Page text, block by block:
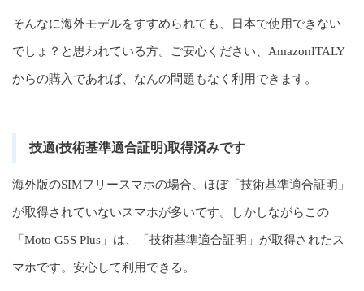
そんなに海外モデルをすすめられても、日本で使用できない
でしょ？と思われている方。ご安心ください、AmazonITALY
からの購入であれば、なんの問題もなく利用できます。
技適(技術基準適合証明)取得済みです
海外版のSIMフリースマホの場合、ほぼ「技術基準適合証明」
が取得されていないスマホが多いです。しかしながらこの
「Moto G5S Plus」は、「技術基準適合証明」が取得されたス
マホです。安心して利用できる。